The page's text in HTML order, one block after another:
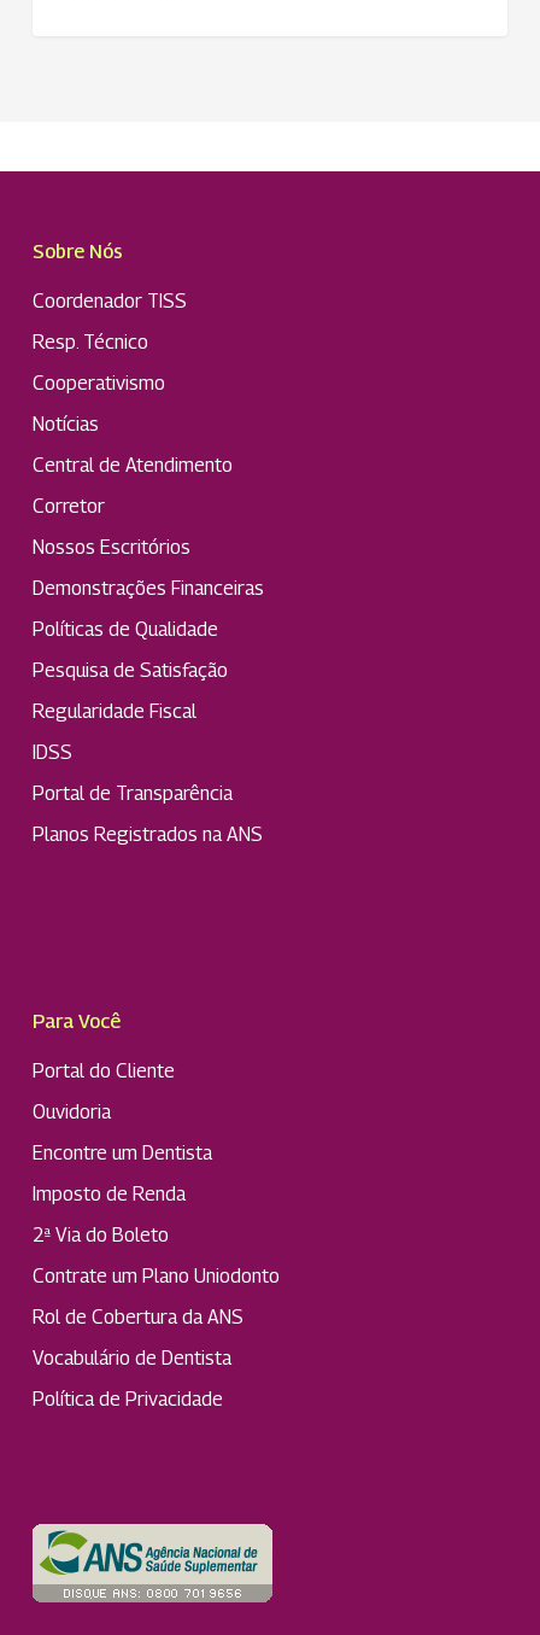
Sobre Nós
Coordenador TISS
Resp. Técnico
Cooperativismo
Notícias
Central de Atendimento
Corretor
Nossos Escritórios
Demonstrações Financeiras
Políticas de Qualidade
Pesquisa de Satisfação
Regularidade Fiscal
IDSS
Portal de Transparência
Planos Registrados na ANS
Para Você
Portal do Cliente
Ouvidoria
Encontre um Dentista
Imposto de Renda
2ª Via do Boleto
Contrate um Plano Uniodonto
Rol de Cobertura da ANS
Vocabulário de Dentista
Política de Privacidade